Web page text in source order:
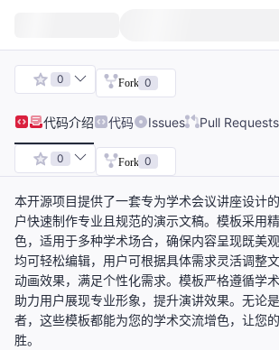
0 Fork 0
代码介绍 代码 Issues Pull Requests
0 Fork 0
本开源项目提供了一套专为学术会议讲座设计
户快速制作专业且规范的演示文稿。模板采用
色，适用于多种学术场合，确保内容呈现既美
均可轻松编辑，用户可根据具体需求灵活调整
动画效果，满足个性化需求。模板严格遵循学术
助力用户展现专业形象，提升演讲效果。无论
者，这些模板都能为您的学术交流增色，让您
胜。